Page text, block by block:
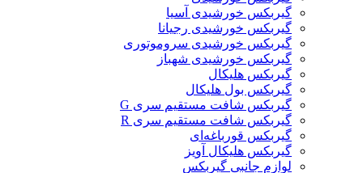
گیربکس خورشیدی آسیا
گیربکس خورشیدی رجیانا
گیربکس خورشیدی سروموتوری
گیربکس خورشیدی شهباز
گیربکس هلیکال
گیربکس بول هلیکال
گیربکس شافت مستقیم سری G
گیربکس شافت مستقیم سری R
گیربکس قورباغه‌ای
گیربکس هلیکال آویز
لوازم جانبی گیربکس